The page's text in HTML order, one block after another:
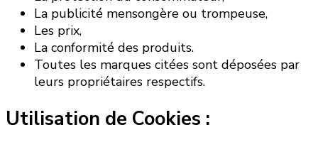
La publicité mensongère ou trompeuse,
Les prix,
La conformité des produits.
Toutes les marques citées sont déposées par
leurs propriétaires respectifs.
Utilisation de Cookies :